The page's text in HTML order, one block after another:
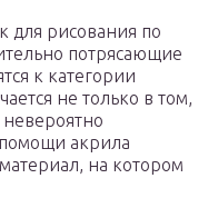
для рисования по
потрясающие
к категории
не только в том,
акрила
на котором